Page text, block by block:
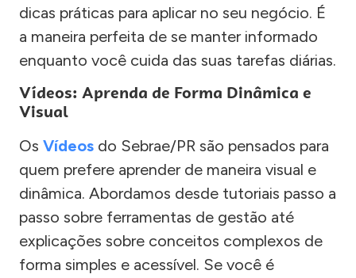
dicas práticas para aplicar no seu negócio. É
a maneira perfeita de se manter informado
enquanto você cuida das suas tarefas diárias.
Vídeos: Aprenda de Forma Dinâmica e
Visual
Os Vídeos do Sebrae/PR são pensados para
quem prefere aprender de maneira visual e
dinâmica. Abordamos desde tutoriais passo a
passo sobre ferramentas de gestão até
explicações sobre conceitos complexos de
forma simples e acessível. Se você é